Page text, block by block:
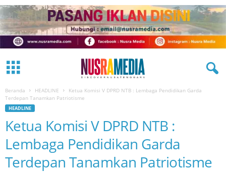
Beranda HEADLINE
Ketua Komisi V DPRD NTB : Lembaga Pendidikan Garda
Terdepan Tanamkan Patriotisme
HEADLINE
Ketua Komisi V DPRD NTB :
Lembaga Pendidikan Garda
Terdepan Tanamkan Patriotisme